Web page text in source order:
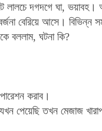
লালচে দগদগে ঘা,
বেরিয়ে আসে। বিভিন্ন
বললাম, ঘটনা কি?
করাব।
তখন মেজাজ